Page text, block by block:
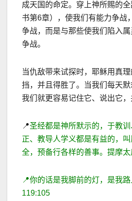
成天国的命定。穿上神所赐的
书第6章），使我们有能力争战
争战，而是与那些使我们陷入
争战。
当仇敌带来试探时，耶稣用真
挡，并且得胜了。当我们每天默
我们就更容易记住它、说出它，
📍圣经都是神所默示的，于教
正、教导人学义都是有益的，
全，预备行各样的善事。提摩太
📍你的话是我脚前的灯，是我
119:105